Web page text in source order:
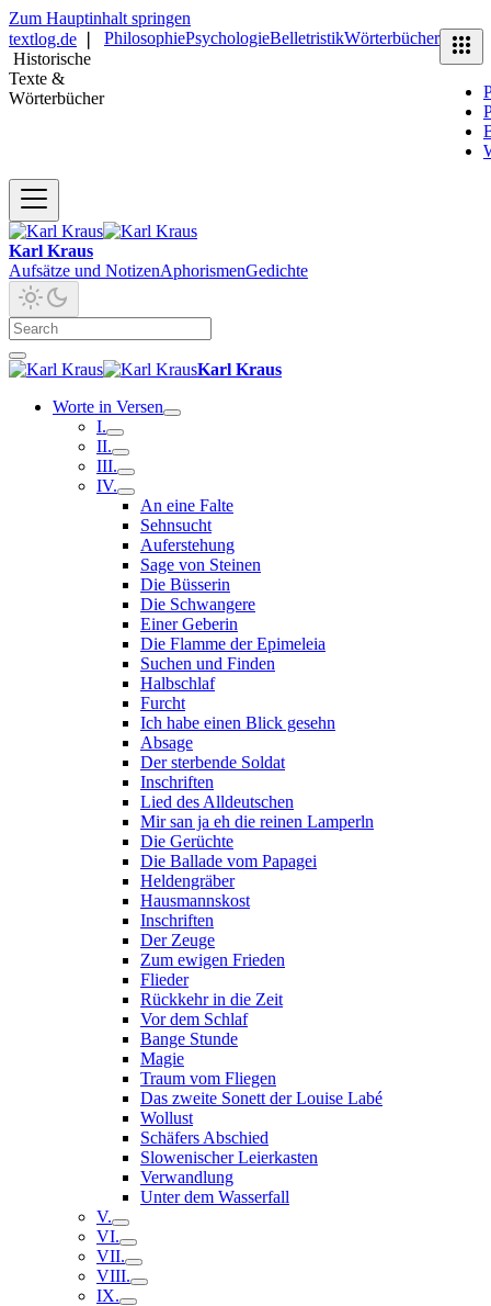
Zum Hauptinhalt springen
textlog.de
Historische
Texte &
Wörterbücher
PhilosophiePsychologieBelletristikWörterbücher
Karl Kraus
Aufsätze und NotizenAphorismenGedichte
Karl Kraus
Worte in Versen
I.
II.
III.
IV.
An eine Falte
Sehnsucht
Auferstehung
Sage von Steinen
Die Büsserin
Die Schwangere
Einer Geberin
Die Flamme der Epimeleia
Suchen und Finden
Halbschlaf
Furcht
Ich habe einen Blick gesehn
Absage
Der sterbende Soldat
Inschriften
Lied des Alldeutschen
Mir san ja eh die reinen Lamperln
Die Gerüchte
Die Ballade vom Papagei
Heldengräber
Hausmannskost
Inschriften
Der Zeuge
Zum ewigen Frieden
Flieder
Rückkehr in die Zeit
Vor dem Schlaf
Bange Stunde
Magie
Traum vom Fliegen
Das zweite Sonett der Louise Labé
Wollust
Schäfers Abschied
Slowenischer Leierkasten
Verwandlung
Unter dem Wasserfall
V.
VI.
VII.
VIII.
IX.